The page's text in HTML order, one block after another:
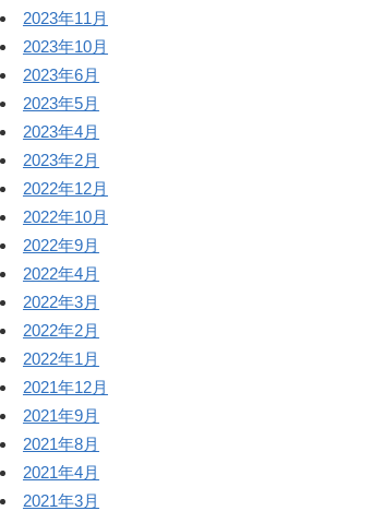
2023年11月
2023年10月
2023年6月
2023年5月
2023年4月
2023年2月
2022年12月
2022年10月
2022年9月
2022年4月
2022年3月
2022年2月
2022年1月
2021年12月
2021年9月
2021年8月
2021年4月
2021年3月